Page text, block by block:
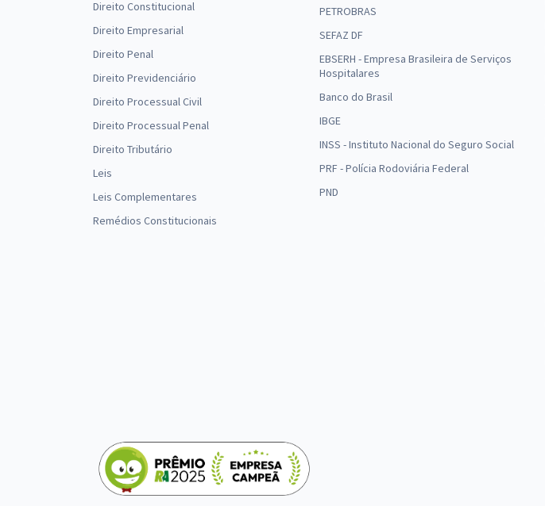
Direito Constitucional
Direito Empresarial
Direito Penal
Direito Previdenciário
Direito Processual Civil
Direito Processual Penal
Direito Tributário
Leis
Leis Complementares
Remédios Constitucionais
PETROBRAS
SEFAZ DF
EBSERH - Empresa Brasileira de Serviços
Hospitalares
Banco do Brasil
IBGE
INSS - Instituto Nacional do Seguro Social
PRF - Polícia Rodoviária Federal
PND